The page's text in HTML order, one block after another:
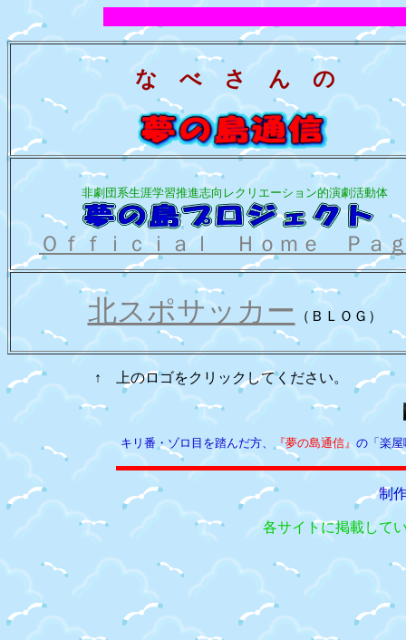
な べ さ ん の
非劇団系生涯学習推進志向レクリエーション的演劇活動体
Ｏｆｆｉｃｉａｌ Ｈｏｍｅ Ｐａ
北スポサッカー （ＢＬＯＧ）
↑ 上のロゴをクリックしてください。
キリ番・ゾロ目を踏んだ方、 『夢の島通信』 の「楽
制
各サイトに掲載して